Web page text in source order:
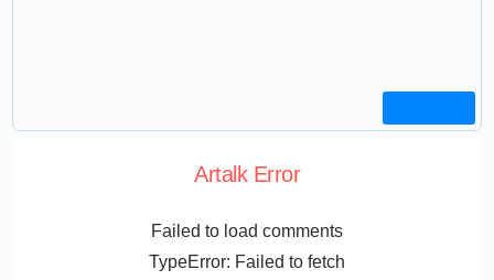
Artalk Error
Failed to load comments
TypeError: Failed to fetch